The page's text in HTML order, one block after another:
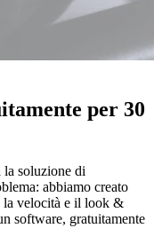
per 30
la soluzione di
abbiamo creato
la velocità e il look &
software, gratuitamente